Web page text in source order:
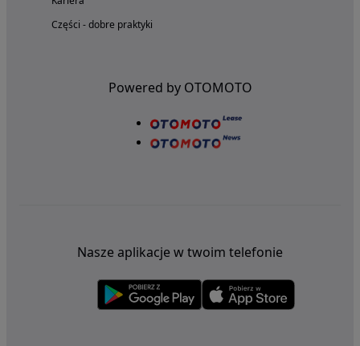
Części - dobre praktyki
Powered by OTOMOTO
Nasze aplikacje w twoim telefonie